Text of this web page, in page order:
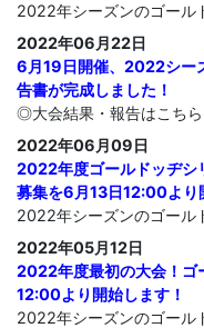
2022年シーズンのゴール
2022年06月22日
6月19日開催、2022シー
告書が完成しました！
◎大会結果・報告はこち
2022年06月09日
2022年度ゴールドッヂシ
募集を6月13日12:00より
2022年シーズンのゴール
2022年05月12日
2022年度最初の大会！ゴ
12:00より開始します！
2022年シーズンのゴール